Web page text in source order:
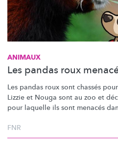
ANIMAUX
Les pandas roux
Les pandas roux sont chassés
Lizzie et Nouga sont au zoo et
pour laquelle ils sont menacés
FNR